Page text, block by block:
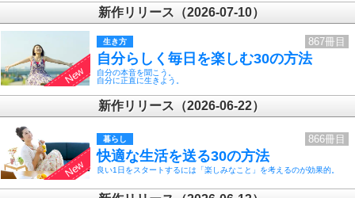
新作リリース（2026-07-10）
生き方 867冊目
自分らしく毎日を楽しむ30の方法
自分の本音を聞こう。
自分に正直に生きよう。
新作リリース（2026-06-22）
暮らし 866冊目
快適な生活を送る30の方法
良い1日をスタートするには「楽しみなこと」を考えるのが効果的。